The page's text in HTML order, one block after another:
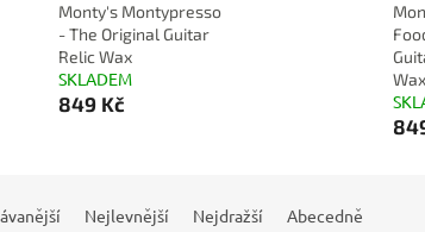
Monty's Montypresso
- The Original Guitar
Relic Wax
SKLADEM
849 Kč
Wax
Nejlevnější Nejdražší Abecedně